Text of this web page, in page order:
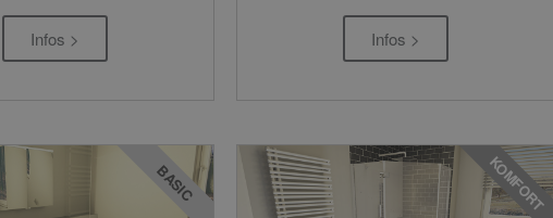
Infos > Infos >
BASIC KOMFORT